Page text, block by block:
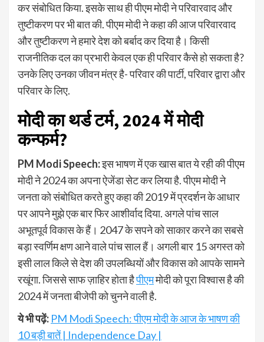
कर संबोधित किया. इसके साथ ही पीएम मोदी ने परिवारवाद और
तुष्टीकरण पर भी बात की. पीएम मोदी ने कहा की आज परिवारवाद
और तुष्टीकरण ने हमारे देश को बर्बाद कर दिया है। किसी
राजनीतिक दल का प्रभारी केवल एक ही परिवार कैसे हो सकता है?
उनके लिए उनका जीवन मंत्र है- परिवार की पार्टी, परिवार द्वारा और
परिवार के लिए.
मोदी का थर्ड टर्म, 2024 में मोदी
कन्फर्म?
PM Modi Speech:इस भाषण में एक खास बात ये रही की पीएम
मोदी ने 2024 का अपना ऐजेंडा सेट कर लिया है. पीएम मोदी ने
जनता को संबोधित करते हुए कहा की 2019 में प्रदर्शन के आधार
पर आपने मुझे एक बार फिर आशीर्वाद दिया. अगले पांच साल
अभूतपूर्व विकास के हैं। 2047 के सपने को साकार करने का सबसे
बड़ा स्वर्णिम क्षण आने वाले पांच साल हैं। अगली बार 15 अगस्त को
इसी लाल किले से देश की उपलब्धियों और विकास को आपके सामने
रखूंगा. जिससे साफ ज़ाहिर होता हैपीएममोदी को पूरा विश्वास है की
2024 में जनता बीजेपी को चुनने वाली है.
ये भी पढ़ें: PM Modi Speech: पीएम मोदी के आज के भाषण की
10 बड़ी बातें | Independence Day |